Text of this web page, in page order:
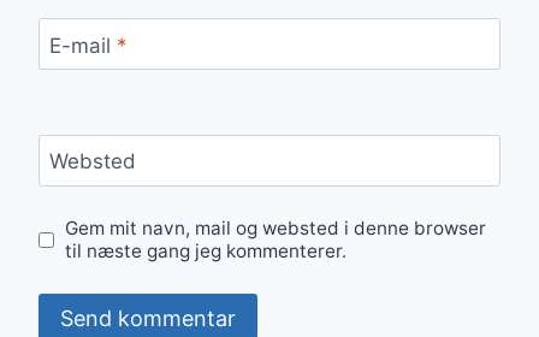
E-mail *
Websted
Gem mit navn, mail og websted i denne browser
til næste gang jeg kommenterer.